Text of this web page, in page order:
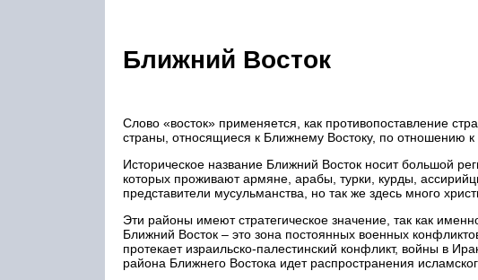
Ближний Восток
Слово «восток» применяется, как противопоставление
страны, относящиеся к Ближнему Востоку, по отношению к
Историческое название Ближний Восток носит большой
которых проживают армяне, арабы, турки, курды,
представители мусульманства, но так же здесь много
Эти районы имеют стратегическое значение, так как
Ближний Восток – это зона постоянных военных
протекает израильско-палестинский конфликт, войны в
района Ближнего Востока идет распространения